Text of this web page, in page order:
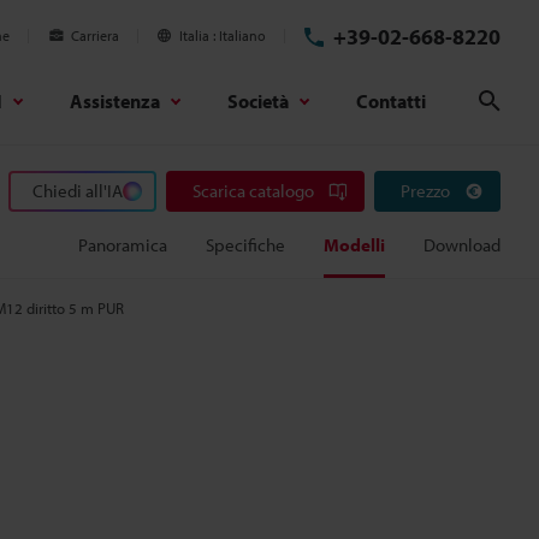
Carriera Italia Italiano +39-02-668-8220
Assistenza Società Contatti
Chiedi all'IA Scarica catalogo Prezzo
Panoramica Specifiche Modelli Download
diritto 5 m PUR